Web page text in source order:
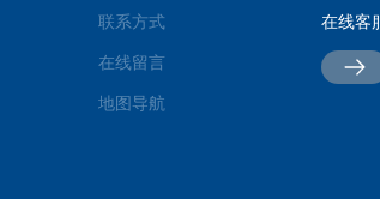
联系方式
在线留言
地图导航
在线客